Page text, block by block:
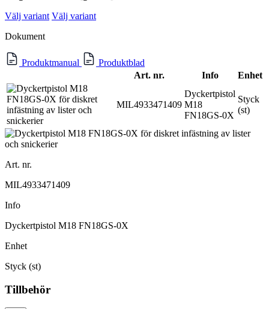
Välj variant Välj variant
Dokument
Produktmanual
Produktblad
Art. nr.
Info Enhet
MIL4933471409
Dyckertpistol
M18
FN18GS-0X
Styck
(st)
Art. nr.
MIL4933471409
Info
Dyckertpistol M18 FN18GS-0X
Enhet
Styck (st)
Tillbehör